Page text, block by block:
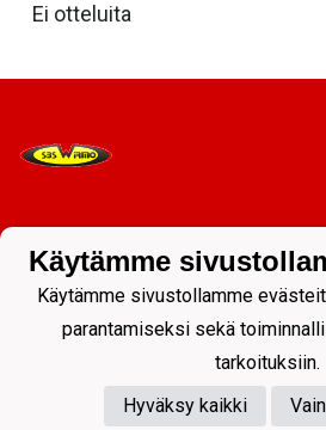
Ei otteluita
Powered by
Käytämme
Käytämme sivustollamme
parantamiseksi sekä
tarkoituksiin.
Hyväksy kaikki